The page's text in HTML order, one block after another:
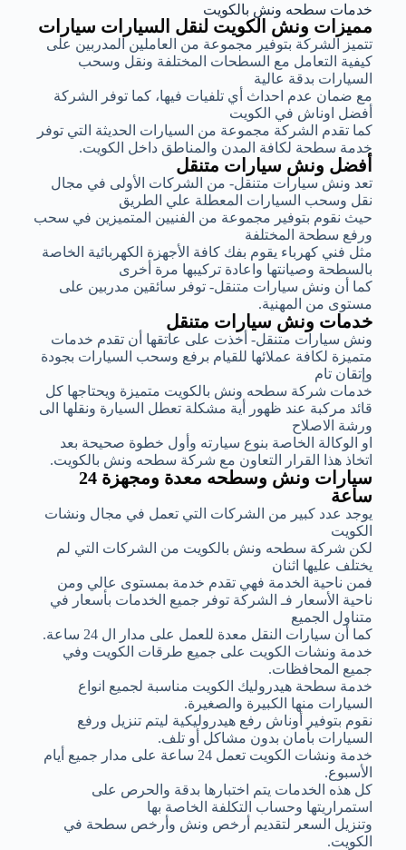
خدمات سطحه ونش بالكويت
مميزات ونش الكويت لنقل السيارات سيارات
تتميز الشركة بتوفير مجموعة من العاملين المدربين على
كيفية التعامل مع السطحات المختلفة ونقل وسحب
السيارات بدقة عالية
مع ضمان عدم احداث أي تلفيات فيها، كما توفر الشركة
أفضل اوناش في الكويت
كما تقدم الشركة مجموعة من السيارات الحديثة التي توفر
خدمة سطحة لكافة المدن والمناطق داخل الكويت.
أفضل ونش سيارات متنقل
تعد ونش سيارات متنقل- من الشركات الأولى في مجال
نقل وسحب السيارات المعطلة علي الطريق
حيث نقوم بتوفير مجموعة من الفنيين المتميزين في سحب
ورفع سطحة المختلفة
مثل فني كهرباء يقوم بفك كافة الأجهزة الكهربائية الخاصة
بالسطحة وصيانتها واعادة تركيبها مرة أخرى
كما أن ونش سيارات متنقل- توفر سائقين مدربين على
مستوى من المهنية.
خدمات ونش سيارات متنقل
ونش سيارات متنقل- أخذت على عاتقها أن تقدم خدمات
متميزة لكافة عملائها للقيام برفع وسحب السيارات بجودة
وإتقان تام
خدمات شركة سطحه ونش بالكويت متميزة ويحتاجها كل
قائد مركبة عند ظهور أية مشكلة تعطل السيارة ونقلها الى
ورشة الاصلاح
او الوكالة الخاصة بنوع سيارته وأول خطوة صحيحة بعد
اتخاذ هذا القرار التعاون مع شركة سطحه ونش بالكويت.
سيارات ونش وسطحه معدة ومجهزة 24
ساعة
يوجد عدد كبير من الشركات التي تعمل في مجال ونشات
الكويت
لكن شركة سطحه ونش بالكويت من الشركات التي لم
يختلف عليها اثنان
فمن ناحية الخدمة فهي تقدم خدمة بمستوى عالي ومن
ناحية الأسعار فـ الشركة توفر جميع الخدمات بأسعار في
متناول الجميع
كما أن سيارات النقل معدة للعمل على مدار ال 24 ساعة.
خدمة ونشات الكويت على جميع طرقات الكويت وفي
جميع المحافظات.
خدمة سطحة هيدروليك الكويت مناسبة لجميع انواع
السيارات منها الكبيرة والصغيرة.
نقوم بتوفير أوناش رفع هيدروليكية ليتم تنزيل ورفع
السيارات بأمان بدون مشاكل أو تلف.
خدمة ونشات الكويت تعمل 24 ساعة على مدار جميع أيام
الأسبوع.
كل هذه الخدمات يتم اختبارها بدقة والحرص على
استمراريتها وحساب التكلفة الخاصة بها
وتنزيل السعر لتقديم أرخص ونش وأرخص سطحة في
الكويت.